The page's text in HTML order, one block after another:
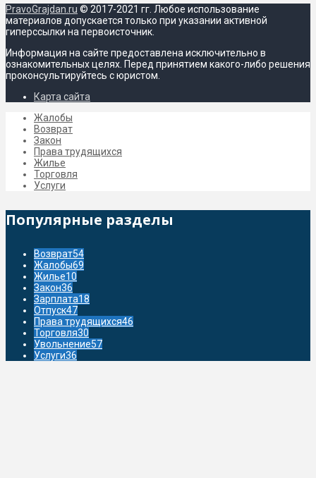
PravoGrajdan.ru © 2017-2021 гг. Любое использование
материалов допускается только при указании активной
гиперссылки на первоисточник.
Информация на сайте предоставлена исключительно в
ознакомительных целях. Перед принятием какого-либо решения
проконсультируйтесь с юристом.
Карта сайта
Жалобы
Возврат
Закон
Права трудящихся
Жилье
Торговля
Услуги
Популярные разделы
Возврат54
Жалобы69
Жилье10
Закон36
Зарплата18
Отпуск47
Права трудящихся46
Торговля30
Увольнение57
Услуги36